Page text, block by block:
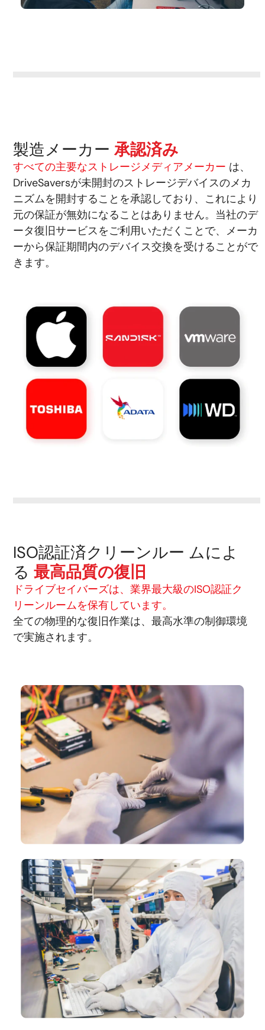
製造メーカー承認済み
すべての主要なストレージメディアメーカー は、
DriveSaversが未開封のストレージデバイスのメカ
ニズムを開封することを承認しており、これにより
元の保証が無効になることはありません。当社のデ
ータ復旧サービスをご利用いただくことで、メーカ
ーから保証期間内のデバイス交換を受けることがで
きます。
ISO認証済クリーンルー ムによ
る最高品質の復旧
ドライブセイバーズは、業界最大級のISO認証ク
リーンルームを保有しています。
全ての物理的な復旧作業は、最高水準の制御環境
で実施されます。